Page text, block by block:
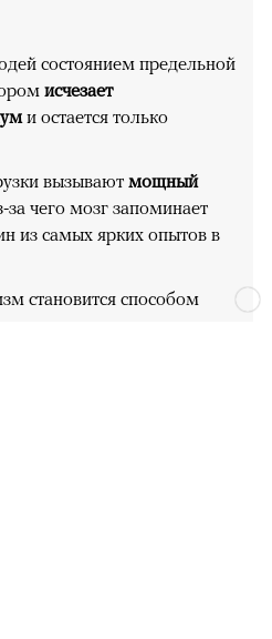
состоянием предельной
исчезает
и остается только
вызывают мощный
за чего мозг запоминает
из самых ярких опытов в
становится способом
и